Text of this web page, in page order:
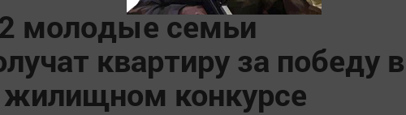
молодые семьи
квартиру за победу в
конкурсе